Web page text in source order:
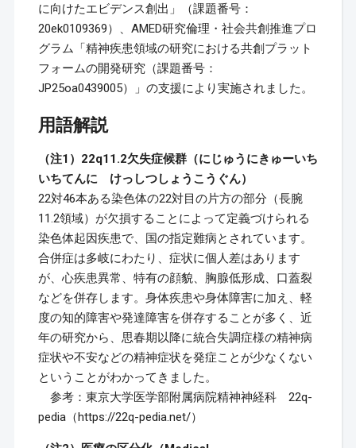
に向けたエビデンス創出」（課題番号：
20ek0109369）、AMED研究倫理・社会共創推進プロ
グラム「精神疾患領域の研究における共創プラット
フォームの開発研究（課題番号：
JP25oa0439005）」の支援により実施されました。
用語解説
（注1）22q11.2欠失症候群（にじゅうにきゅーいち
いちてんに けっしつしょうこうぐん）
22対46本ある染色体の22対目の片方の部分（長腕
11.2領域）が欠損することによって定義づけられる
染色体起因疾患で、国の指定難病とされています。
合併症は多岐にわたり、症状に個人差はあります
が、心疾患異常、特有の顔貌、胸腺低形成、口蓋裂
などを併存します。身体疾患や身体障害に加え、軽
度の知的障害や発達障害を併存することが多く、近
年の研究から、思春期以降に統合失調症様の精神病
症状や不安などの精神症状を発症ことが少なくない
ということがわかってきました。
参考：東京大学医学部附属病院精神神経科 22q-
pedia（https://22q-pedia.net/）